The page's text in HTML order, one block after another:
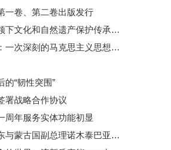
一卷、第二卷出版发行
在习近平文化思想引领下文化和自然遗产保护传承利用工作开创新局面
伟大征程丨延安整风：一次深刻的马克思主义思想教育运动
的“韧性突围”
署战略合作协议
周年服务实体功能初显
中铝集团董事长段向东与蒙古国副总理诺木泰巴亚尔举行会谈